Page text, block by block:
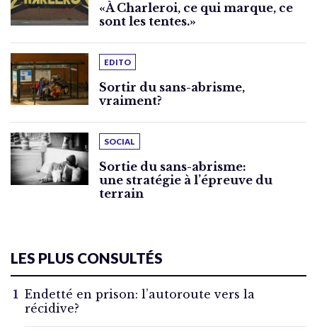
«À Charleroi, ce qui marque, ce
sont les tentes.»
EDITO
Sortir du sans-abrisme,
vraiment?
SOCIAL
Sortie du sans-abrisme:
une stratégie à l’épreuve du
terrain
LES PLUS CONSULTÉS
Endetté en prison: l’autoroute vers la
récidive?